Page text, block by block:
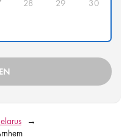
28 29
30